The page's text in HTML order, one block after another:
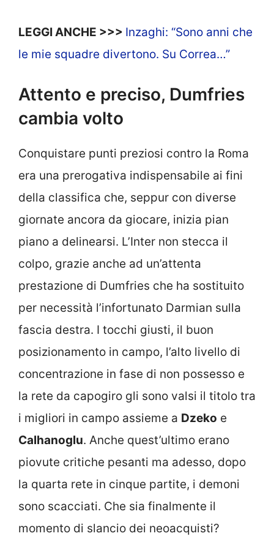
LEGGI ANCHE >>> Inzaghi: “Sono anni che
le mie squadre divertono. Su Correa…”
Attento e preciso, Dumfries
cambia volto
Conquistare punti preziosi contro la Roma
era una prerogativa indispensabile ai fini
della classifica che, seppur con diverse
giornate ancora da giocare, inizia pian
piano a delinearsi. L’Inter non stecca il
colpo, grazie anche ad un’attenta
prestazione di Dumfries che ha sostituito
per necessità l’infortunato Darmian sulla
fascia destra. I tocchi giusti, il buon
posizionamento in campo, l’alto livello di
concentrazione in fase di non possesso e
la rete da capogiro gli sono valsi il titolo tra
i migliori in campo assieme a Dzeko e
Calhanoglu. Anche quest’ultimo erano
piovute critiche pesanti ma adesso, dopo
la quarta rete in cinque partite, i demoni
sono scacciati. Che sia finalmente il
momento di slancio dei neoacquisti?